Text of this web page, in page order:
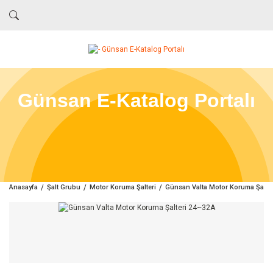
Günsan E-Katalog Portalı
Anasayfa Şalt Grubu Motor Koruma Şalteri Günsan Valta Motor Koruma